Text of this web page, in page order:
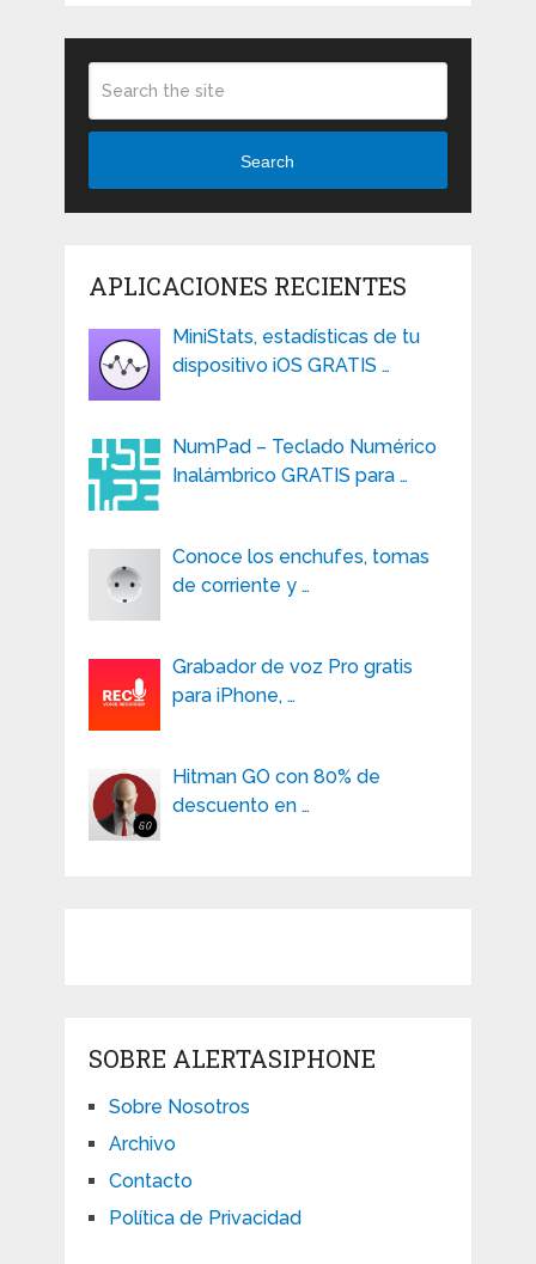
Search
APLICACIONES RECIENTES
MiniStats, estadísticas de tu
dispositivo iOS GRATIS …
NumPad – Teclado Numérico
Inalámbrico GRATIS para …
Conoce los enchufes, tomas
de corriente y …
Grabador de voz Pro gratis
para iPhone, …
Hitman GO con 80% de
descuento en …
SOBRE ALERTASIPHONE
Sobre Nosotros
Archivo
Contacto
Política de Privacidad